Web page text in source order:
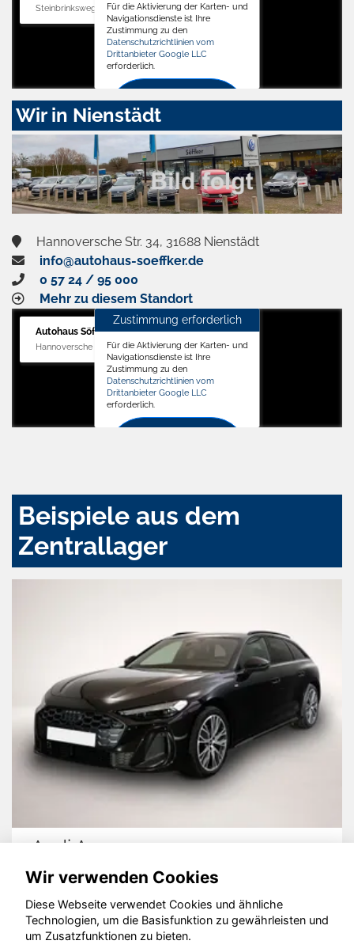
Steinbrinksweg 12, 31840 Hessisch Oldendorf
Für die Aktivierung der Karten- und
Navigationsdienste ist Ihre
Zustimmung zu den
Datenschutzrichtlinien vom
Drittanbieter Google LLC
erforderlich.
Zustimmen
aktivieren
Wir in Nienstädt
Hannoversche Str. 34, 31688 Nienstädt
info@autohaus-soeffker.de
0 57 24 / 95 000
Mehr zu diesem Standort
Autohaus Söffker GmbH
Hannoversche Str. 34, 31688 Nienstädt
Zustimmung erforderlich
Für die Aktivierung der Karten- und
Navigationsdienste ist Ihre
Zustimmung zu den
Datenschutzrichtlinien vom
Drittanbieter Google LLC
erforderlich.
Beispiele aus dem
Zentrallager
Volkswagen T7 California
© konjunkturmotor.de GmbH 2020 - 2026
Wir verwenden Cookies
Diese Webseite verwendet Cookies und ähnliche
Technologien, um die Basisfunktion zu gewährleisten und
um Zusatzfunktionen zu bieten.